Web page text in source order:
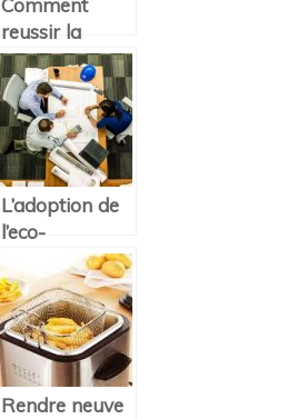
Comment
reussir la
decoration de
sa cuisine?
L’adoption de
l’eco-
renovation sur
un logement :
pour quelle
utilite ?
Rendre neuve